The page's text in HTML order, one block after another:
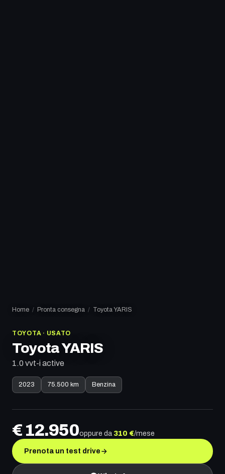
Home / Pronta consegna / ToyotaYARIS
TOYOTA · USATO
ToyotaYARIS
1.0 vvt-i active
2023 75.500 km Benzina
€ 12.950oppure da 310 €/mese
Prenota un test drive